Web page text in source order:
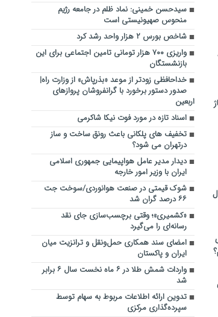
سیدحسن خمینی: نماد ظلم در جامعه رژیم
منحوس صهیونیستی است
شاخص بورس ۲ هزار واحد رشد کرد
واریزی ۷۰۰ هزار تومانی تامین اجتماعی برای این
بازنشستگان
خداحافظی زودتر از موعد «بذرپاش» از وزارت راه|
صدور دستور برخورد با گرانفروشان پروازهای
اربعین
اسناد تازه در مورد فوت نیکا شاکرمی
تخفیف های پلکانی باعث رونق ساخت و ساز
درتهران می شود؟
دیدار مدیر عامل هواپیمایی جمهوری اسلامی
ایران با وزیر امور خارجه
شوک قیمتی در صنعت هوانوردی/سوخت جت
۶۶ درصد گران شد
«کشمیری»؛ وقتی برچسب‌سازی جای نقد
رسانه‌ای را می‌گیرد
امضای سند همکاری حمل‌ونقل و ترانزیت میان
ایران و پاکستان
واردات شمش طلا در ۶ ماه نخست سال ۶ برابر
شد
تدوین ارائه اطلاعات مربوط به سهام توسط
سپرده‌گذاری مرکزی